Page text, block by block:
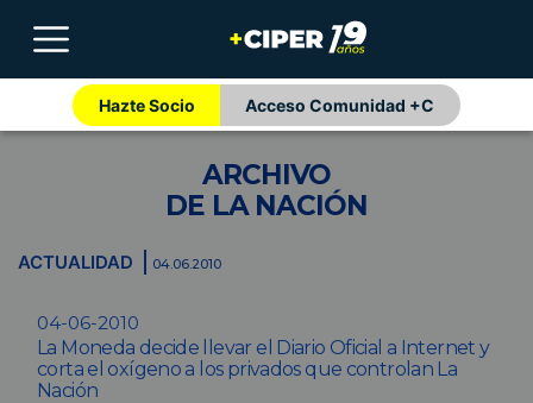
Hazte Socio Acceso Comunidad +C
ARCHIVO
DE LA NACIÓN
ACTUALIDAD 04.06.2010
04-06-2010
La Moneda decide llevar el Diario Oficial a Internet y
corta el oxígeno a los privados que controlan La
Nación